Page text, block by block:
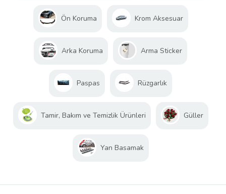
Ön Koruma Krom Aksesuar
Arka Koruma Arma Sticker
Paspas Rüzgarlık
Tamir, Bakım ve Temizlik Ürünleri Güller
Yan Basamak